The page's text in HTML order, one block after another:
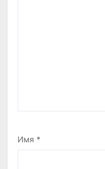
Имя *